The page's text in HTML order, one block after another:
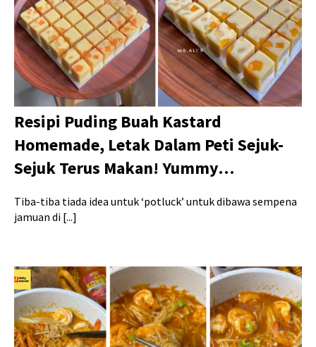
Resipi Puding Buah Kastard
Homemade, Letak Dalam Peti Sejuk-
Sejuk Terus Makan! Yummy…
Tiba-tiba tiada idea untuk ‘potluck’ untuk dibawa sempena
jamuan di [...]